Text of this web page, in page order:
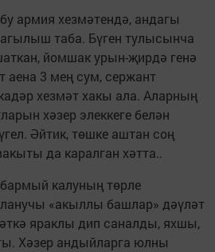
армия хезмәтендә, андагы
таба. Бүген тулысынча
йомшак урын-җирдә генә
аена 3 мең сум, сержант
хезмәт хакы ала. Аларның
хәзер элеккеге белән
Әйтик, төшке аштан соң
да каралган хәтта..
калуның төрле
«акыллы башлар» дәүләт
яраклы дип саналды, яхшы,
Хәзер андыйларга юлны